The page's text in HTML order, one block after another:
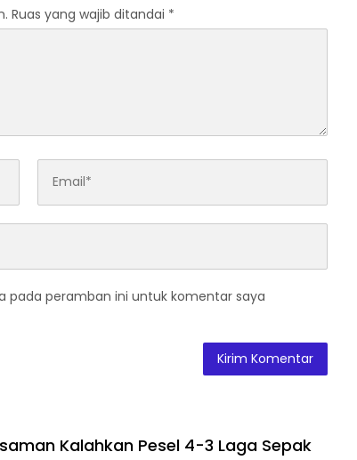
Ruas yang wajib ditandai *
pada peramban ini untuk komentar saya
Kalahkan Pesel 4-3 Laga Sepak